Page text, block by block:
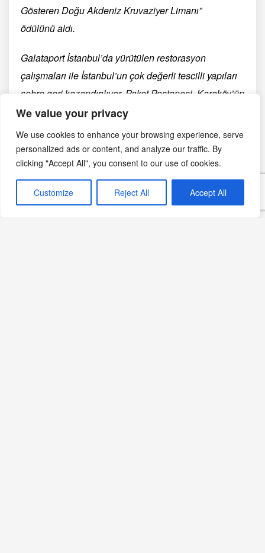
We value your privacy
We use cookies to enhance your browsing experience, serve
personalized ads or content, and analyze our traffic. By
clicking "Accept All", you consent to our use of cookies.
Customize Reject All Accept All
Gösteren Doğu Akdeniz Kruvaziyer Limanı”
ödülünü aldı.
Galataport İstanbul’da yürütülen restorasyon
çalışmaları ile İstanbul’un çok değerli tescilli yapıları
şehre geri kazandırılıyor. Paket Postanesi, Karaköy’ün
çok kültürlü ticaret hayatını ve zanaat geleneklerini
İstanbul’dan dünyaya açılmış moda, tasarım, lezzet ve
mücevher sanatı ustaları ile günümüze taşıyor.
Sahada yer alan diğer üç tescilli yapı; Merkez Han,
Karaköy Yolcu Salonu ve Çinili Han binaları da itinalı
bir restorasyon sürecinden geçti. Dünyada sadece 10